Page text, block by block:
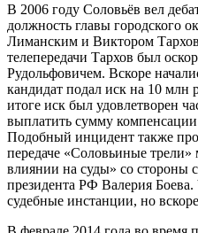
В 2006 году Соловьёв вел
должность главы городского
Лиманским и Виктором
телепередачи Тархов был
Рудольфовичем. Вскоре
кандидат подал иск на 10 млн
итоге иск был удовлетворен
выплатить сумму
Подобный инцидент также
передаче «Соловьиные
влиянии на суды» со стороны
президента РФ Валерия
судебные инстанции, но